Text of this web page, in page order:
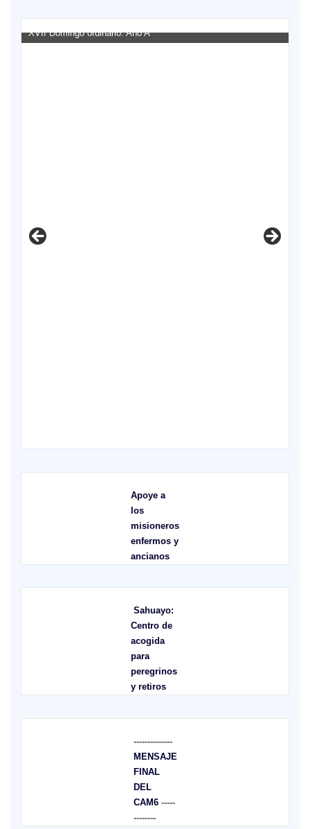
XVII Domingo ordinario. Año A
Apoye a
los
misioneros
enfermos y
ancianos
Sahuayo:
Centro de
acogida
para
peregrinos
y retiros
--------------
MENSAJE
FINAL
DEL
CAM6-----
--------